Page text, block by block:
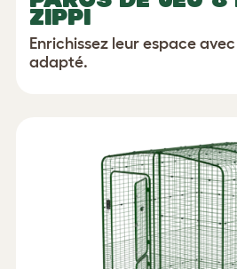
ZIPPI
Enrichissez leur espace
adapté.